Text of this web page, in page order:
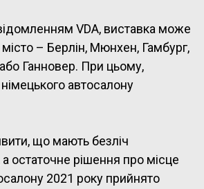
VDA, виставка може
місто – Берлін, Мюнхен, Гамбург,
Ганновер. При цьому,
автосалону
що мають безліч
а остаточне рішення про місце
2021 року прийнято